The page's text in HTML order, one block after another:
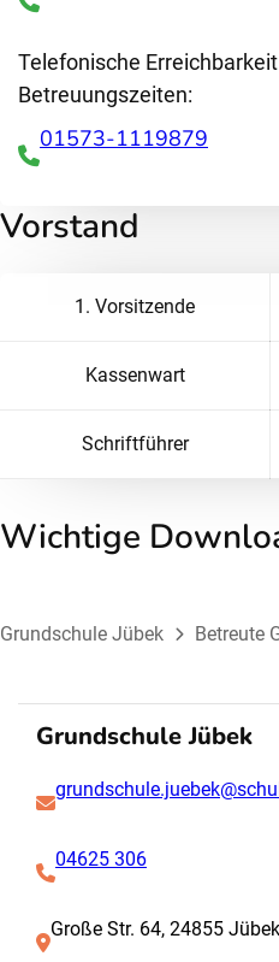
Telefonische
Betreuungszeiten:
01573-1119879
Vorstand
1. Vorsitzende
Kassenwart
Schriftführer
Wichtige
Grundschule Jübek Betreute
Grundschule Jübek
04625 306
Große Str. 64, 24855 Jübek